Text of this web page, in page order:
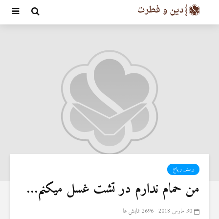
پرسش و پاسخ
من حمام ندارم در تشت غسل میکنم…
30 مارس 2018 2696 نمایش ها